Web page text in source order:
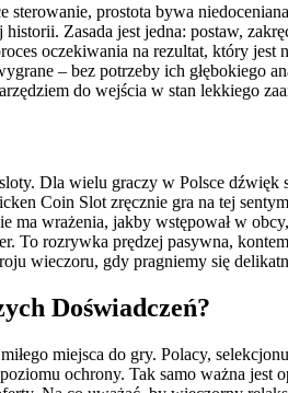
prostota bywa
Zasada jest jedna: postaw,
oczekiwania na rezultat, który
– bez potrzeby ich głębokiego
do wejścia w stan lekkiego
Dla wielu graczy w Polsce
Coin Slot zręcznie gra na tej
wrażenia, jakby wstępował w
To rozrywka prędzej pasywna,
wieczoru, gdy pragniemy się
Doświadczeń?
miejsca do gry. Polacy,
ochrony. Tak samo ważna jest